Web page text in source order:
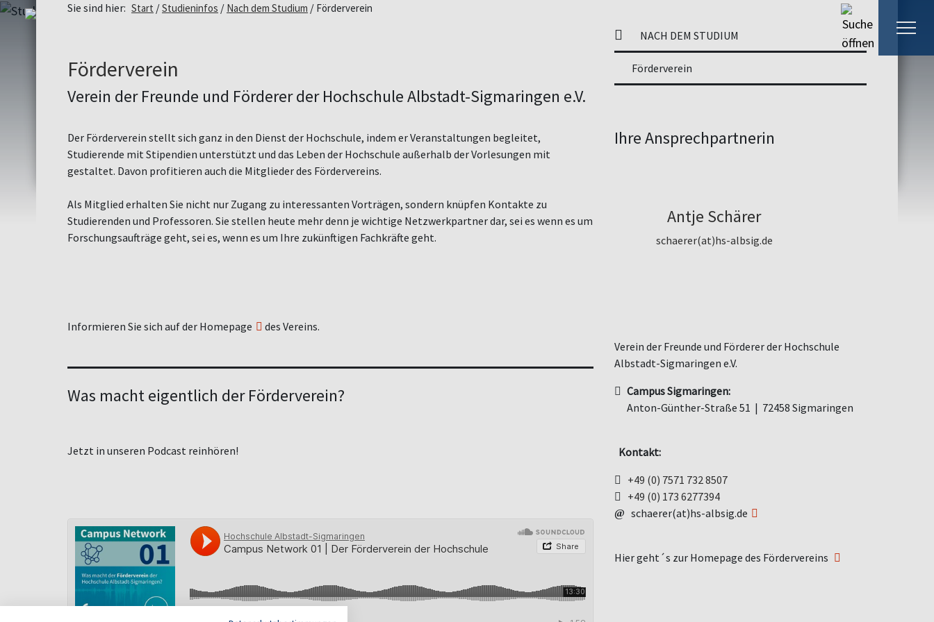
Sie sind hier: Start Studieninfos Nach dem Studium Förderverein
Förderverein
Verein der Freunde und Förderer der Hochschule Albstadt-Sigmaringen e.V.
Der Förderverein stellt sich ganz in den Dienst der Hochschule, indem er Veranstaltungen begleitet,
Studierende mit Stipendien unterstützt und das Leben der Hochschule außerhalb der Vorlesungen mit
gestaltet. Davon profitieren auch die Mitglieder des Fördervereins.
Als Mitglied erhalten Sie nicht nur Zugang zu interessanten Vorträgen, sondern knüpfen Kontakte zu
Studierenden und Professoren. Sie stellen heute mehr denn je wichtige Netzwerkpartner dar, sei es wenn es um
Forschungsaufträge geht, sei es, wenn es um Ihre zukünftigen Fachkräfte geht.
Informieren Sie sich auf der Homepage des Vereins.
Was macht eigentlich der Förderverein?
Jetzt in unseren Podcast reinhören!
NACH DEM STUDIUM
Förderverein
Ihre Ansprechpartnerin
Antje Schärer
schaerer(at)hs-albsig.de
Verein der Freunde und Förderer der Hochschule
Albstadt-Sigmaringen e.V.
Campus Sigmaringen:
Anton-Günther-Straße 51 | 72458 Sigmaringen
Kontakt:
+49 (0) 7571 732 8507
+49 (0) 173 6277394
schaerer(at)hs-albsig.de
Hier geht´s zur Homepage des Fördervereins